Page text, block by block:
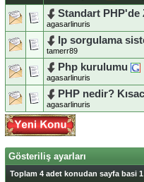
Standart PHP'de
agasarlinuris
Ip sorgulama
tamerr89
Php kurulumu
agasarlinuris
PHP nedir?
agasarlinuris
Gösteriliş ayarları
Toplam 4 adet konudan sayfa basi